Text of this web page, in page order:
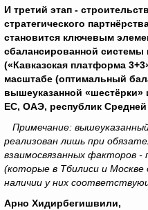
И третий этап -
стратегического
становится ключевым
сбалансированной системы
(«Кавказская платформа
масштабе (оптимальный
вышеуказанной
ЕС, ОАЭ, республик
Примечание:
реализован лишь при
взаимосвязанных факторов -
(которые в Тбилиси и
наличии у них
Арно Хидирбегишвили,